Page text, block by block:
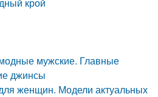
мужские. Главные
джинсы
женщин. Модели актуальных